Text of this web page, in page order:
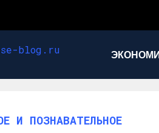
И ПОЗНАВАТЕЛЬНОЕ